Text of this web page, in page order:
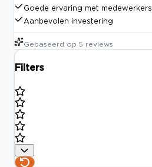
Goede ervaring met medewerkers
Aanbevolen investering
Gebaseerd op 5 reviews
Filters